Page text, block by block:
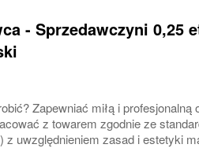
- Sprzedawczyni 0,25
Zapewniać miłą i
z towarem zgodnie ze
z uwzględnieniem zasad i estetyki